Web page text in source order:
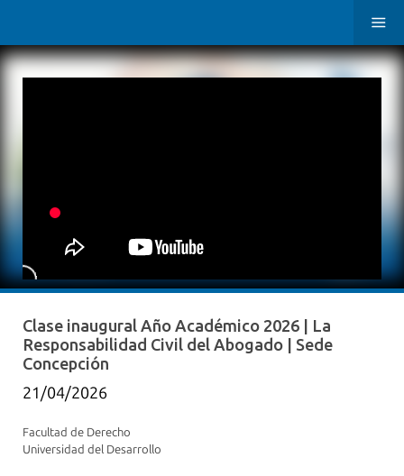
Clase inaugural Año Académico 2026 | La
Responsabilidad Civil del Abogado | Sede
Concepción
21/04/2026
Facultad de Derecho
Universidad del Desarrollo